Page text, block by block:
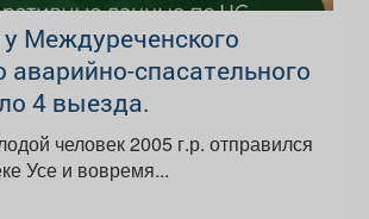
Междуреченского
аварийно-спасательного
4 выезда.
человек 2005 г.р. отправился
Усе и вовремя...